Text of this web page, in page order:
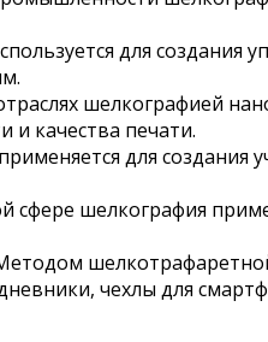
для создания
шелкографией
и качества печати.
для создания
сфере шелкография
чехлы для